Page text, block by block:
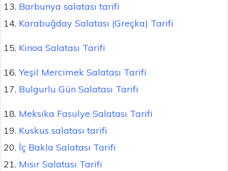
Barbunya salatası tarifi
Karabuğday Salatası (Greçka) Tarifi
Kinoa Salatası Tarifi
Yeşil Mercimek Salatası Tarifi
Bulgurlu Gün Salatası Tarifi
Meksika Fasulye Salatası Tarifi
Kuskus salatası tarifi
İç Bakla Salatası Tarifi
Mısır Salatası Tarifi